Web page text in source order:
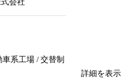
系工場 / 交替制
詳細を表示